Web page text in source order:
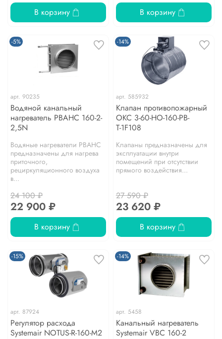
В корзину В корзину
-5%
арт. 90235
Водяной канальный
нагреватель PBAHC 160-2-
2,5N
Водяные нагреватели PBAHC
предназначены для нагрева
приточного,
рециркуляционного воздуха
в...
24 100 ₽
22 900 ₽
В корзину
-14%
арт. 585932
Клапан противопожарный
ОКС 3-60-НО-160-PB-
Т-1F108
Клапаны предназначены для
эксплуатации внутри
помещений при отсутствии
прямого воздействия...
27 590 ₽
23 620 ₽
В корзину
-15%
арт. 87924
Регулятор расхода
Systemair NOTUS-R-160-M2
-14%
арт. 5458
Канальный нагреватель
Systemair VBC 160-2